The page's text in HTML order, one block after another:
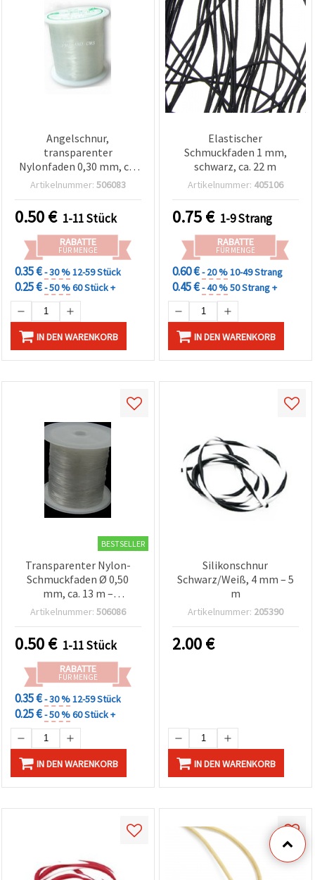
Angelschnur,
transparenter
Nylonfaden 0,30 mm, ca.
34 m – für Basteln &
Artikelnummer: 506083
0.50€ 1-11 Stück
RABATTE
FÜR MENGE
0.35 €- 30 %12-59 Stück
0.25 €- 50 %60 Stück +
IN DEN WARENKORB
Elastischer
Schmuckfaden 1 mm,
schwarz, ca. 22 m
Artikelnummer: 405106
0.75€ 1-9 Strang
RABATTE
FÜR MENGE
0.60 €- 20 %10-49 Strang
0.45 €- 40 %50 Strang +
IN DEN WARENKORB
BESTSELLER
Transparenter Nylon-
Schmuckfaden Ø 0,50
mm, ca. 13 m –
Monofilament, stark &
Armbänder, Ketten &
kreative Bastelprojekte
Artikelnummer: 506086
0.50€ 1-11 Stück
RABATTE
FÜR MENGE
0.35 €- 30 %12-59 Stück
0.25 €- 50 %60 Stück +
IN DEN WARENKORB
Silikonschnur
Schwarz/Weiß, 4 mm – 5
m
Artikelnummer: 205390
2.00€
IN DEN WARENKORB